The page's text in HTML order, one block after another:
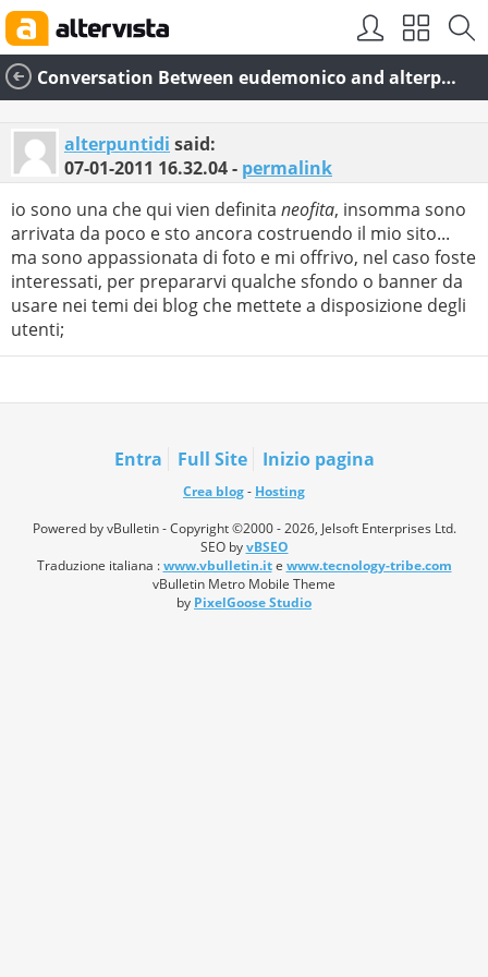
Conversation Between eudemonico and alterpuntidi
alterpuntidi said:
07-01-2011 16.32.04- permalink
io sono una che qui vien definita neofita, insomma sono
arrivata da poco e sto ancora costruendo il mio sito...
ma sono appassionata di foto e mi offrivo, nel caso foste
interessati, per prepararvi qualche sfondo o banner da
usare nei temi dei blog che mettete a disposizione degli
utenti;
Entra Full Site Inizio pagina
Crea blog- Hosting
Powered by vBulletin - Copyright ©2000 - 2026, Jelsoft Enterprises Ltd.
SEO byvBSEO
Traduzione italiana :www.vbulletin.ite www.tecnology-tribe.com
vBulletin Metro Mobile Theme
by PixelGoose Studio